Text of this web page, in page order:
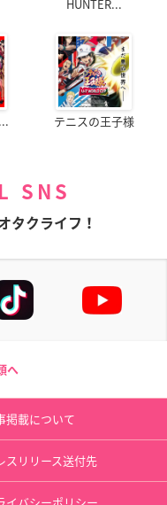
HUNTER...
テニスの王子様
SNS
タクライフ！
へ
掲載について
スリリース送付先